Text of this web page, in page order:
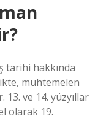
tarihi hakkında
muhtemelen
ve 14. yüzyıllar
olarak 19.